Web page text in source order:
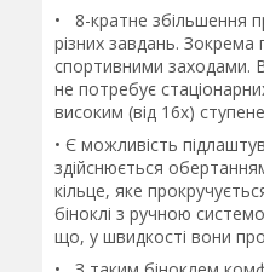
• 8-кратне збільшення
різних завдань.
спортивними заходами.
не потребує
високим (від 16х)
• Є можливість
здійснюється
кільце, яке
біноклі з ручною
що, у швидкості вони